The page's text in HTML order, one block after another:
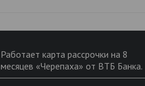
Работает карта рассрочки на 8
месяцев «Черепаха» от ВТБ Банка.